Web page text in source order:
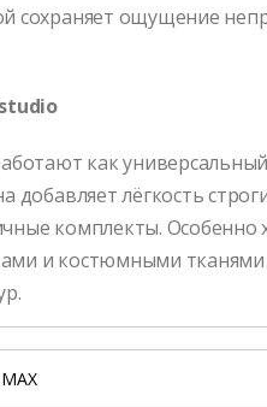
сохраняет ощущение
studio
как
добавляет лёгкость
комплекты. Особенно
и костюмными